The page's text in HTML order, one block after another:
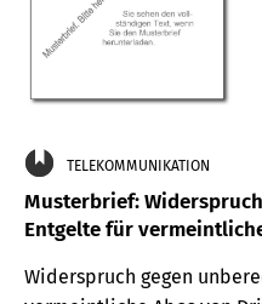
TELEKOMMUNIKATION
Musterbrief:
Entgelte für
Widerspruch gegen